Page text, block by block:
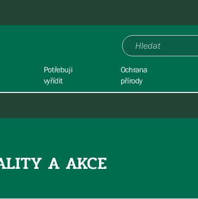
Potřebuji
vyřídit
Ochrana
přírody
A AKCE